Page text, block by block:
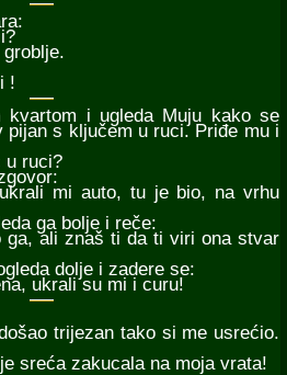
!
kvartom i ugleda Muju kako se
pijan s ključem u ruci. Priđe mu i
u ruci?
mi auto, tu je bio, na vrhu
ga bolje i reče:
ga, ali znaš ti da ti viri ona stvar
dolje i zadere se:
ukrali su mi i curu!
trijezan tako si me usrećio.
sreća zakucala na moja vrata!